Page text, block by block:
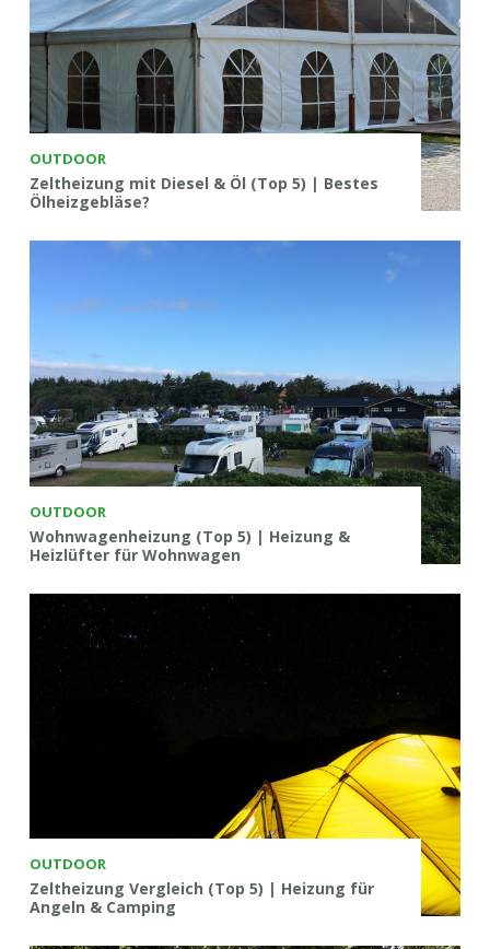
OUTDOOR
Zeltheizung mit Diesel & Öl (Top 5) | Bestes
Ölheizgebläse?
OUTDOOR
Wohnwagenheizung (Top 5) | Heizung &
Heizlüfter für Wohnwagen
OUTDOOR
Zeltheizung Vergleich (Top 5) | Heizung für
Angeln & Camping